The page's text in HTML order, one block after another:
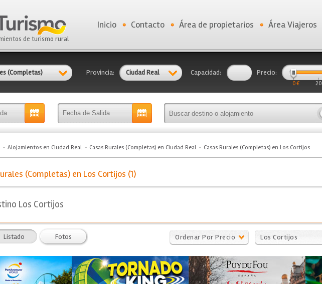
de turismo rural
Inicio Contacto Área de propietarios Área Viajeros
(Completas) Provincia: Ciudad Real Capacidad: Precio:
0 € 20
Alojamientos en Ciudad Real Casas Rurales (Completas) en Ciudad Real Casas Rurales (Completas) en Los Cortijos
(Completas) en Los Cortijos (1)
Los Cortijos
Listado Fotos Ordenar Por Precio Los Cortijos